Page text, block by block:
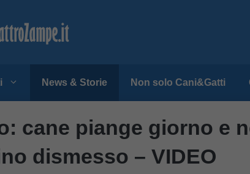
News & Storie Non solo Cani&Gatti
cane piange giorno e
dismesso – VIDEO